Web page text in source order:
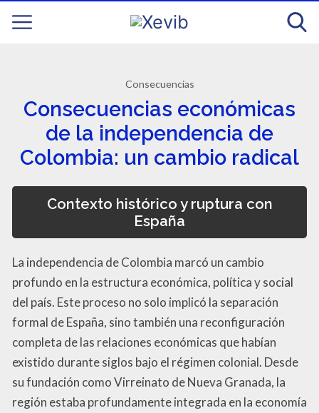
Consecuencias
Consecuencias económicas
de la independencia de
Colombia: un cambio radical
Contexto histórico y ruptura con
España
La independencia de Colombia marcó un cambio
profundo en la estructura económica, política y social
del país. Este proceso no solo implicó la separación
formal de España, sino también una reconfiguración
completa de las relaciones económicas que habían
existido durante siglos bajo el régimen colonial. Desde
su fundación como Virreinato de Nueva Granada, la
región estaba profundamente integrada en la economía